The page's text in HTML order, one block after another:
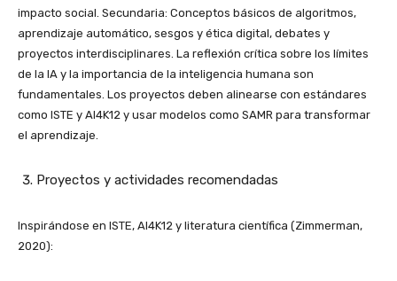
impacto social. Secundaria: Conceptos básicos de algoritmos,
aprendizaje automático, sesgos y ética digital, debates y
proyectos interdisciplinares. La reflexión crítica sobre los límites
de la IA y la importancia de la inteligencia humana son
fundamentales. Los proyectos deben alinearse con estándares
como ISTE y AI4K12 y usar modelos como SAMR para transformar
el aprendizaje.
Proyectos y actividades recomendadas
Inspirándose en ISTE, AI4K12 y literatura científica (Zimmerman,
2020):